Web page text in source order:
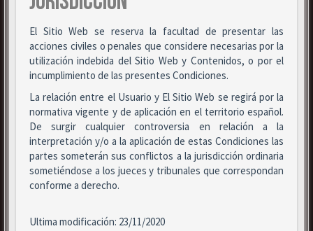
El Sitio Web se reserva la facultad de presentar las
acciones civiles o penales que considere necesarias por la
utilización indebida del Sitio Web y Contenidos, o por el
incumplimiento de las presentes Condiciones.
La relación entre el Usuario y El Sitio Web se regirá por la
normativa vigente y de aplicación en el territorio español.
De surgir cualquier controversia en relación a la
interpretación y/o a la aplicación de estas Condiciones las
partes someterán sus conflictos a la jurisdicción ordinaria
sometiéndose a los jueces y tribunales que correspondan
conforme a derecho.
Ultima modificación: 23/11/2020